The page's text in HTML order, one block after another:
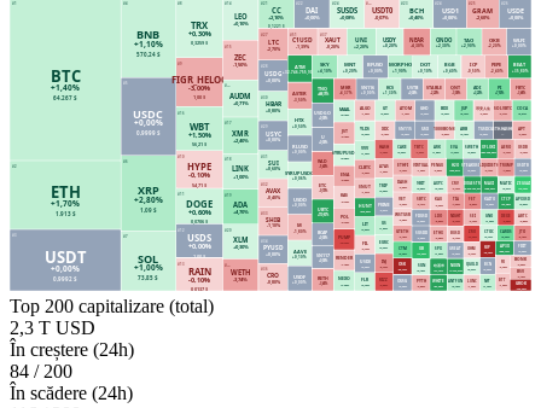
BTC
+1,40%
64.267 $
#1
ETH
+1,70%
1.913 $
#2
USDT
+0,00%
0,9992 $
BNB
+1,10%
570,24 $
#4
USDC
+0,00%
0,9999 $
XRP
+2,80%
1,09 $
#6
SOL
+1,00%
73,85 $
#7
TRX
+0,30%
0,3259 $
#8
FIGR_HELOC
-3,00%
1,00 $
#9
WBT
+1,50%
56,21 $
#16
HYPE
-0,10%
54,71 $
#10
DOGE
+0,60%
0,0706 $
#11
USDS
+0,00%
1,00 $
RAIN
-0,10%
0,0137 $
#13
LEO
+0,10%
#14
ZEC
-1,50%
#15
AUDM
+0,71%
#—
XMR
+2,40%
#17
LINK
+1,00%
#18
ADA
+4,70%
#19
XLM
+0,30%
#20
WETH
-3,74%
CC
+2,10%
0,1221 $
#21
DAI
+0,00%
#22
SUSDS
+0,08%
#24
USDT0
-0,07%
#—
BCH
+0,40%
#23
USD1
+0,00%
#24
GRAM
-2,60%
#25
USDE
+0,00%
#26
LTC
-2,70%
#27
USDG
+0,00%
#28
HBAR
+0,80%
#30
USYC
+0,00%
#29
SUI
+0,60%
#31
AVAX
-0,40%
#32
SHIB
-1,10%
#33
PYUSD
+0,00%
CRO
-0,80%
#36
C1USD
-1,39%
#51
XAUT
-0,20%
#37
UNI
+2,20%
USDY
+0,20%
NEAR
-4,30%
ONDO
+2,30%
TAO
+2,90%
OKB
-2,20%
WLFI
+0,00%
ATM
+32.746.755,90%
ASTER
-3,50%
HTX
+0,50%
RLUSD
+0,00%
SYRUPUSDC
+0,06%
USDD
+0,00%
M
-1,80%
AAVE
+0,10%
USDF
+0,00%
SKY
+4,10%
MNT
+0,20%
BFUSD
+0,00%
MORPHO
+1,90%
DOT
+0,10%
BGB
+0,40%
ICP
-0,50%
PEPE
-2,40%
BEAT
+35,80%
TNQ
+468,75%
USDGO
+0,00%
U
+0,00%
WLD
-5,40%
ETC
-0,70%
UBTC
+110,87%
BCAP
+0,00%
SN117
+0,00%
RETH
-3,45%
MKR
-4,37%
SN116
+0,00%
KCS
+1,30%
USTB
+0,00%
STABLE
-2,20%
QNT
-3,00%
ADI
+3,20%
PI
+7,50%
FBTC
-3,48%
MAAL
+0,43%
JST
-2,40%
SYRUPUSDT
+0,05%
ENA
-3,30%
KAS
POL
-2,10%
PUMP
-10,10%
RENDER
NEXO
ALGO
-1,00%
GT
+0,50%
ATOM
-1,70%
GHO
+0,00%
BDX
+0,30%
JUP
+5,70%
币安人生
-0,30%
SOLVBTC
-2,74%
COCA
+5,54%
YLDS
+0,20%
VVV
+1,00%
CLBTC
-3,00%
$NUT
-1,21%
HUNT
LIT
+2,80%
FIL
USD0
+0,00%
FLR
+0,70%
XDC SN115
1000BONK
ARB TUSDCGETH.HASHKEY APT
HASH
-7,70%
A7A5
-1,30%
TRIP
+0,99%
PRIME
US
+1,50%
EURC
+0,30%
INJ
RIZZ
-9,69%
CAKE
+0,90%
TBTC
-7,07%
ARK
+1,55%
EVA
+4,02%
SWETH
+0,53%
XFLOKI
+587.305,66%
AERO
-3,10%
USDB
-0,72%
ETHFI
-2,70%
DASH
VET
WSTUSR
-0,06%
GTETH
-3,49%
CTM
OSK
-22,12%
OUSG
+0,00%
VIRTUAL
-1,00%
PENGU
-0,80%
H2O
+322,51%
STEAKUSDC
+0,02%
LIQUIDETH
-2,44%
TRUMP
-4,60%
USDTB
+0,00%
9BIT
SBTC
-2,41%
+0,00%
+13,20%
SUN
PYTH
-2,60%
AXYC CRV DOGESTR MAXI
MATIC
ZEGGAI
KAU
LDO
-5,50%
ETHX
SPX
+1,90%
哈基米
+17,41%
WHITE
+57,36%
TIA
-4,20%
FET
-5,50%
KAITO
+0,00%
CTCP
+27,25%
APXUSD
+0,80%
NIGHT
-8,10%
BUSD
GREAT
+0,02%
NOON
ANTFUN
+2,40%
SEI GNO
ABTC
ZRO
-10,30%
OHM
QGOLD
+0,07%
LUNC
CTOC
CARDS
JTO
SUP
-15,16%
BCN
NFT
AP3X
+856,10%
FDIT
+0,00%
FO
-0,16%
BTT
-1,20%
BONK
-0,90%
BSV
-2,40%
GROK
-100,00%
Top 200 capitalizare (total)
2,3 T USD
În creștere (24h)
84 / 200
În scădere (24h)